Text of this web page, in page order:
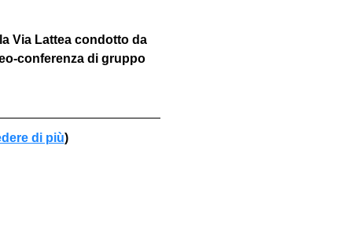
Via Lattea condotto da
conferenza di gruppo
di più)